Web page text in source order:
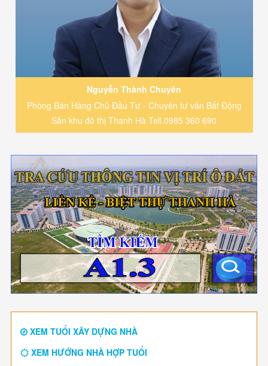
Nguyễn Thành Chuyên
Phòng Bán Hàng Chủ Đầu Tư - Chuyên tư vấn Bất Động
Sản khu đô thị Thanh Hà Tell.0985 360 690
XEM TUỔI XÂY DỰNG NHÀ
XEM HƯỚNG NHÀ HỢP TUỔI